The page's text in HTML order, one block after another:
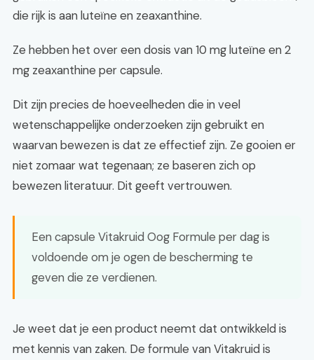
die rijk is aan luteïne en zeaxanthine.
Ze hebben het over een dosis van 10 mg luteïne en 2
mg zeaxanthine per capsule.
Dit zijn precies de hoeveelheden die in veel
wetenschappelijke onderzoeken zijn gebruikt en
waarvan bewezen is dat ze effectief zijn. Ze gooien er
niet zomaar wat tegenaan; ze baseren zich op
bewezen literatuur. Dit geeft vertrouwen.
Een capsule Vitakruid Oog Formule per dag is
voldoende om je ogen de bescherming te
geven die ze verdienen.
Je weet dat je een product neemt dat ontwikkeld is
met kennis van zaken. De formule van Vitakruid is